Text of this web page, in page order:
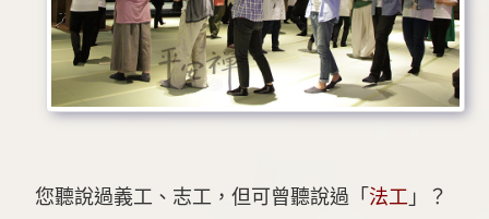
您聽說過義工、志工，但可曾聽說過「 法工 」？